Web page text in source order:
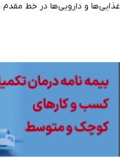
غذایی‌ها و دارویی‌ها در خط